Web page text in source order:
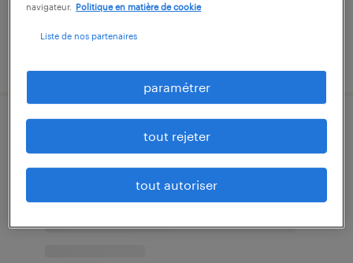
navigateur.
Politique en matière de cookie
Liste de nos partenaires
paramétrer
tout rejeter
tout autoriser